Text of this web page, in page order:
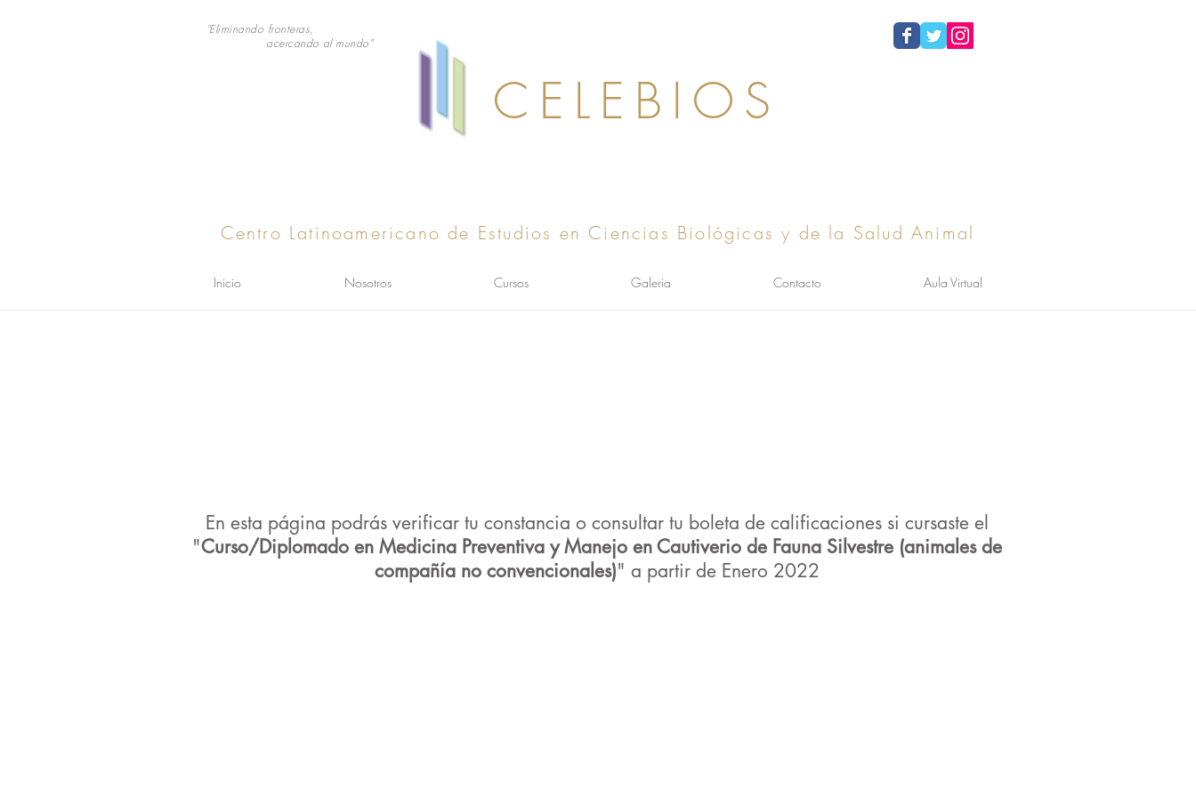
CELEBIOS
"Eliminando fronteras,
acercando al mundo"
Centro Latinoamericano de Estudios en Ciencias Biológicas y de la Salud Animal
Inicio Nosotros Cursos Galeria Contacto Aula Virtual
En esta página podrás verificar tu constancia o consultar tu boleta de calificaciones si cursaste el
"Curso/Diplomado en Medicina Preventiva y Manejo en Cautiverio de Fauna Silvestre (animales de
compañía no convencionales)" a partir de Enero 2022